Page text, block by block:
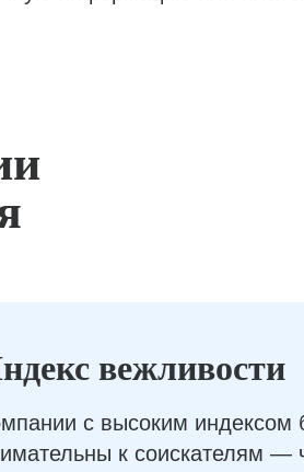
вежливости
с высоким индексом
к соискателям —